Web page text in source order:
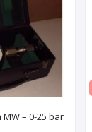
– 0-25 bar